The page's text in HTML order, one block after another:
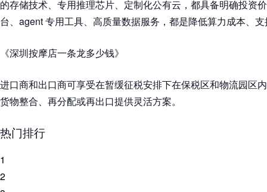
的存储技术、专用推理芯片、定制化公有云，都具备明确投资
台、agent 专用工具、高质量数据服务，都是降低算力成本、
《深圳按摩店一条龙多少钱》
进口商和出口商可享受在暂缓征税安排下在保税区和物流园区
货物整合、再分配或再出口提供灵活方案。
热门排行
1
2